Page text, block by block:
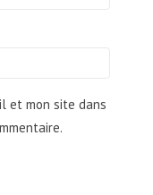
et mon site dans